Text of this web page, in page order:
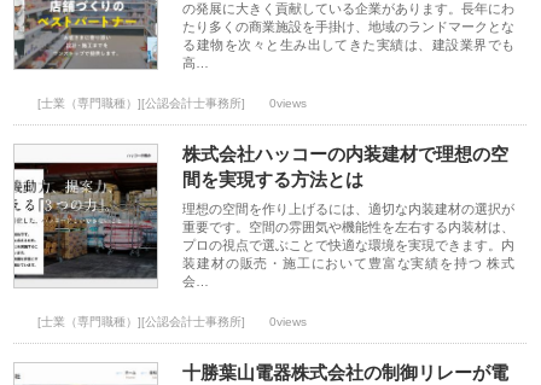
の発展に大きく貢献している企業があります。長年にわ
たり多くの商業施設を手掛け、地域のランドマークとな
る建物を次々と生み出してきた実績は、建設業界でも
高…
[士業（専門職種）][公認会計士事務所] 0views
株式会社ハッコーの内装建材で理想の空
間を実現する方法とは
理想の空間を作り上げるには、適切な内装建材の選択が
重要です。空間の雰囲気や機能性を左右する内装材は、
プロの視点で選ぶことで快適な環境を実現できます。内
装建材の販売・施工において豊富な実績を持つ 株式
会…
[士業（専門職種）][公認会計士事務所] 0views
十勝葉山電器株式会社の制御リレーが電